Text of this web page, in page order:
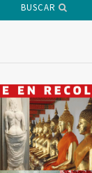
BUSCAR